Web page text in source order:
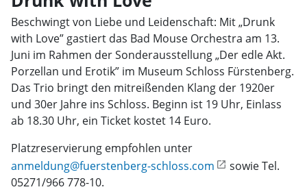
Beschwingt von Liebe und Leidenschaft: Mit „Drunk
with Love” gastiert das Bad Mouse Orchestra am 13.
Juni im Rahmen der Sonderausstellung „Der edle Akt.
Porzellan und Erotik” im Museum Schloss Fürstenberg.
Das Trio bringt den mitreißenden Klang der 1920er
und 30er Jahre ins Schloss. Beginn ist 19 Uhr, Einlass
ab 18.30 Uhr, ein Ticket kostet 14 Euro.
Platzreservierung empfohlen unter
anmeldung@fuerstenberg-schloss.com
sowie Tel.
05271/966 778-10.